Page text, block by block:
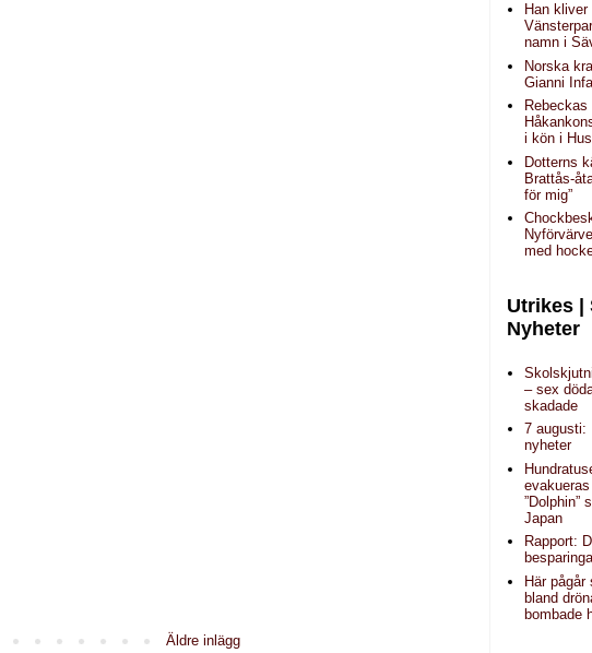
Äldre inlägg
Han
namn i
Norska
Gianni
i kön i
Dotterns
Brattås-
för mig”
med
Utrikes |
Nyheter
– sex
skadade
7 augusti:
nyheter
”Dolphin”
Japan
Rapport:
Här pågår
bland
bombade